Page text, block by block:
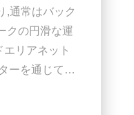
,通常はバック
クの円滑な運
リアネット
ーを通じてサ
イッチは大